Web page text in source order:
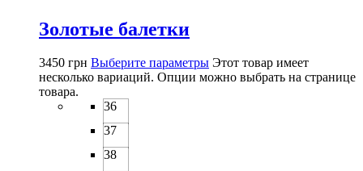
Золотые балетки
3450 грн Выберите параметры Этот товар имеет
несколько вариаций. Опции можно выбрать на странице
товара.
36
37
38